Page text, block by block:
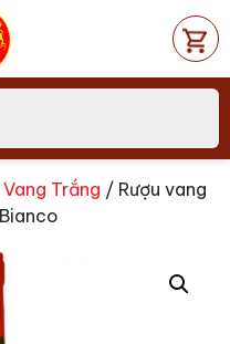
Vang Trắng / Rượu vang